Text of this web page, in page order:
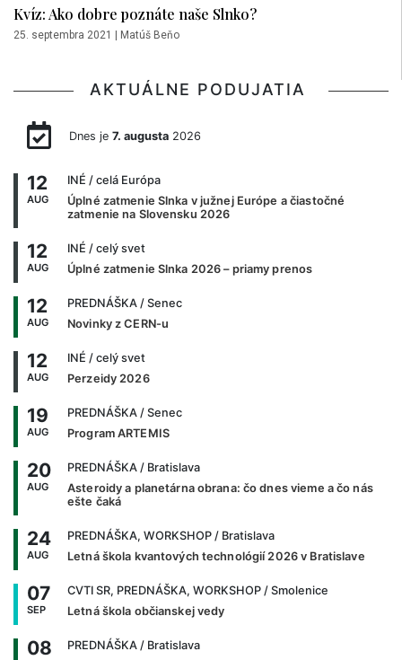
Kvíz: Ako dobre poznáte naše Slnko?
25. septembra 2021 Matúš Beňo
AKTUÁLNE PODUJATIA
Dnes je 7. augusta2026
12
AUG
INÉ / celá Európa
Úplné zatmenie Slnka v južnej Európe a čiastočné
zatmenie na Slovensku 2026
12
AUG
INÉ / celý svet
Úplné zatmenie Slnka 2026 – priamy prenos
12
AUG
PREDNÁŠKA / Senec
Novinky z CERN-u
12
AUG
INÉ / celý svet
Perzeidy 2026
19
AUG
PREDNÁŠKA / Senec
Program ARTEMIS
20
AUG
PREDNÁŠKA / Bratislava
Asteroidy a planetárna obrana: čo dnes vieme a čo nás
ešte čaká
24
AUG
PREDNÁŠKA, WORKSHOP / Bratislava
Letná škola kvantových technológií 2026 v Bratislave
07
SEP
CVTI SR, PREDNÁŠKA, WORKSHOP / Smolenice
Letná škola občianskej vedy
08 PREDNÁŠKA / Bratislava